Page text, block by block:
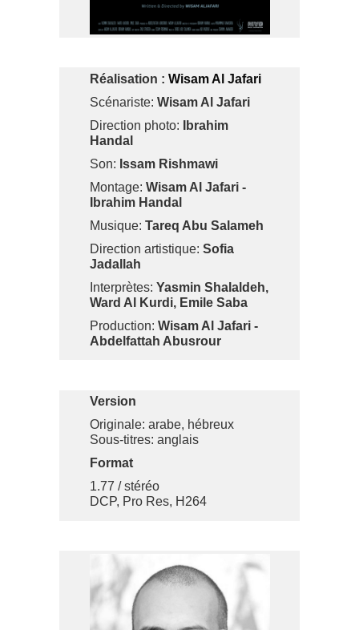
Réalisation : Wisam Al Jafari
Scénariste: Wisam Al Jafari
Direction photo:
Ibrahim
Handal
Son: Issam Rishmawi
Montage: Wisam Al Jafari -
Ibrahim Handal
Musique: Tareq Abu Salameh
Direction artistique: Sofia
Jadallah
Interprètes: Yasmin Shalaldeh,
Ward Al Kurdi, Emile Saba
Production: Wisam Al Jafari -
Abdelfattah Abusrour
Version
Originale: arabe, hébreux
Sous-titres: anglais
Format
1.77 / stéréo
DCP, Pro Res, H264